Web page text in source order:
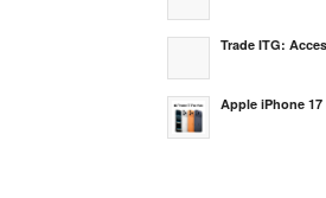
Trade ITG:
Apple iPhone 17